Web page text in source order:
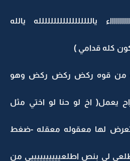
يالللللللللللللللللله يالله
كله قدامي )
من قوه ركض ركض ركض وهو
يعمل( اخ لو حنا لو اختي مثل
لها معقوله معقله -ضغط
لي بنص اطلعييييييييييي من